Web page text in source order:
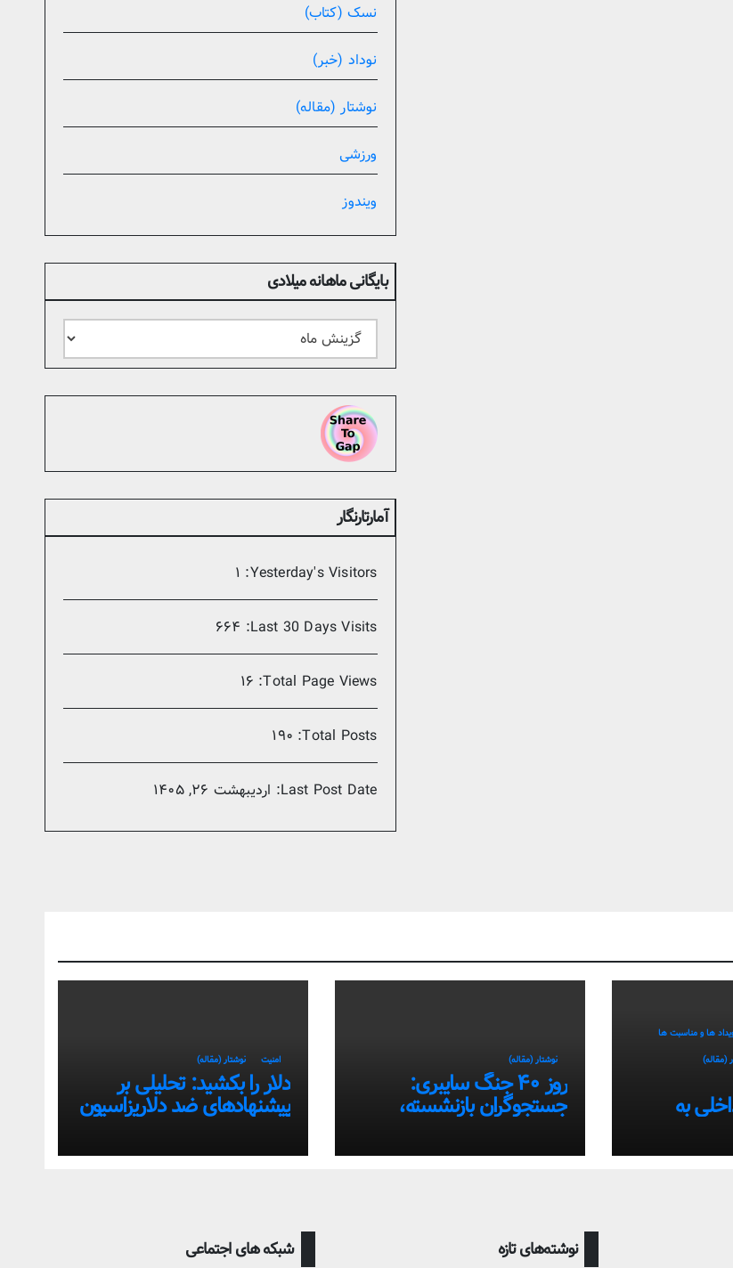
نسک (کتاب)
نوداد (خبر)
نوشتار (مقاله)
ورزشی
ویندوز
بایگانی ماهانه میلادی
بایگانی
ماهانه
آمارتارنگار
Yesterday's Visitors: ۱
Last 30 Days Visits: ۶۶۴
Total Page Views: ۱۶
Total Posts: ۱۹۰
Last Post Date: اردیبهشت ۲۶, ۱۴۰۵
ها و مناسبت ها
(مقاله)
به
نوشتار (مقاله)
روز ۴۰ جنگ سایبری:
جستجوگران بازنشسته،
ضعیف و ستاره‌های موقتی
ایران در بحران اینترنت!
امنیت نوشتار (مقاله)
دلار را بکشید: تحلیلی بر
پیشنهادهای ضد دلاریزاسیون
اقتصاد ایران
نوشته‌های تازه شبکه های اجتماعی